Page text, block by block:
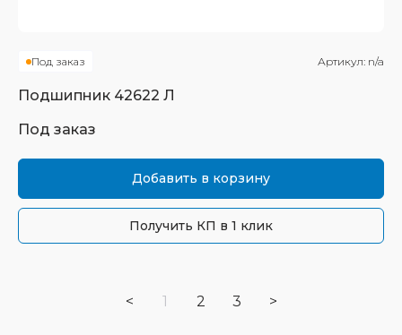
Под заказ Артикул: n/a
Подшипник 42622 Л
Под заказ
Добавить в корзину
Получить КП в 1 клик
< 1 2 3 >